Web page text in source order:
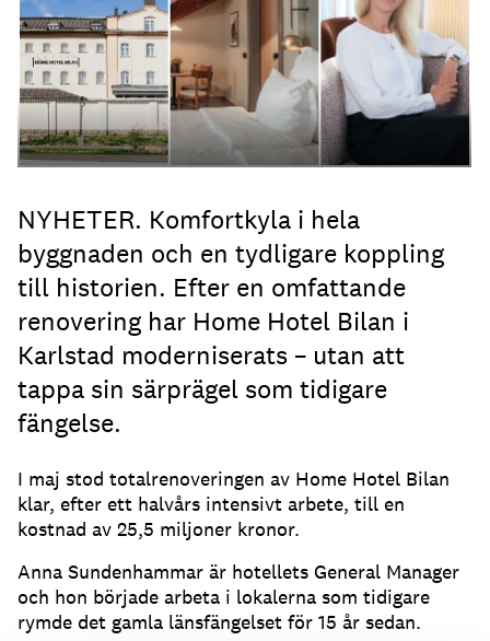
NYHETER. Komfortkyla i hela
byggnaden och en tydligare koppling
till historien. Efter en omfattande
renovering har Home Hotel Bilan i
Karlstad moderniserats – utan att
tappa sin särprägel som tidigare
fängelse.
I maj stod totalrenoveringen av Home Hotel Bilan
klar, efter ett halvårs intensivt arbete, till en
kostnad av 25,5 miljoner kronor.
Anna Sundenhammar är hotellets General Manager
och hon började arbeta i lokalerna som tidigare
rymde det gamla länsfängelset för 15 år sedan.